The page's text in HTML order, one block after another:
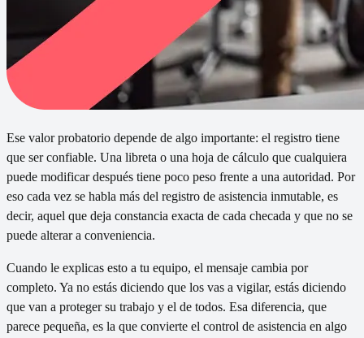
Ese valor probatorio depende de algo importante: el registro tiene
que ser confiable. Una libreta o una hoja de cálculo que cualquiera
puede modificar después tiene poco peso frente a una autoridad. Por
eso cada vez se habla más del registro de asistencia inmutable, es
decir, aquel que deja constancia exacta de cada checada y que no se
puede alterar a conveniencia.
Cuando le explicas esto a tu equipo, el mensaje cambia por
completo. Ya no estás diciendo que los vas a vigilar, estás diciendo
que van a proteger su trabajo y el de todos. Esa diferencia, que
parece pequeña, es la que convierte el control de asistencia en algo